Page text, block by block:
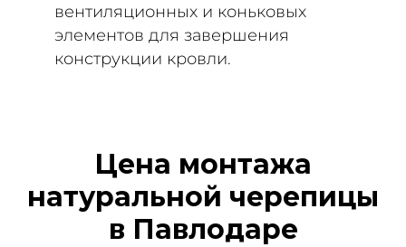
вентиляционных и коньковых
элементов для завершения
конструкции кровли.
Цена монтажа
натуральной черепицы
в Павлодаре